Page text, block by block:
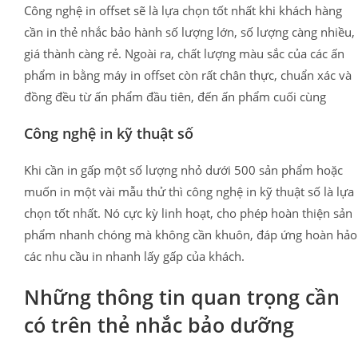
Công nghệ in offset sẽ là lựa chọn tốt nhất khi khách hàng
cần in thẻ nhắc bảo hành số lượng lớn, số lượng càng nhiều,
giá thành càng rẻ. Ngoài ra, chất lượng màu sắc của các ấn
phẩm in bằng máy in offset còn rất chân thực, chuẩn xác và
đồng đều từ ấn phẩm đầu tiên, đến ấn phẩm cuối cùng
Công nghệ in kỹ thuật số
Khi cần in gấp một số lượng nhỏ dưới 500 sản phẩm hoặc
muốn in một vài mẫu thử thì công nghệ in kỹ thuật số là lựa
chọn tốt nhất. Nó cực kỳ linh hoạt, cho phép hoàn thiện sản
phẩm nhanh chóng mà không cần khuôn, đáp ứng hoàn hảo
các nhu cầu in nhanh lấy gấp của khách.
Những thông tin quan trọng cần
có trên thẻ nhắc bảo dưỡng